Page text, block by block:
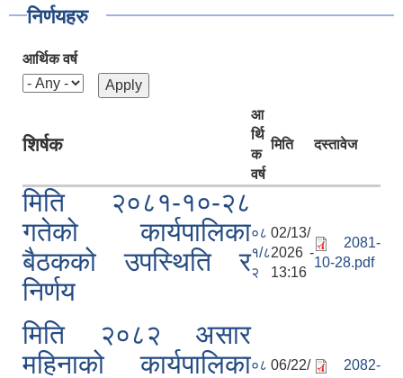
निर्णयहरु
आर्थिक वर्ष
शिर्षक
आ
र्थि
क
वर्ष
मिति दस्तावेज
मिति २०८१-१०-२८
गतेको कार्यपालिका
बैठकको उपस्थिति र
निर्णय
०८
१/८
२
02/13/
2026 -
13:16
2081-
10-28.pdf
मिति २०८२ असार
महिनाको कार्यपालिका०८ 06/22/
2082-